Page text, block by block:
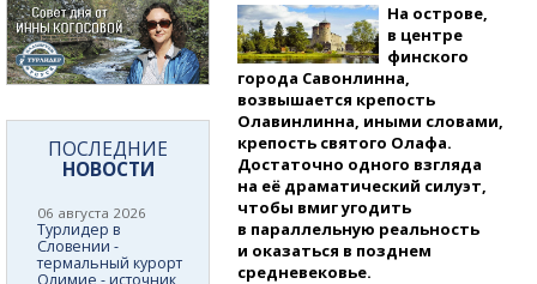
На острове,
в центре
финского
города Савонлинна,
возвышается крепость
Олавинлинна, иными словами,
крепость святого Олафа.
Достаточно одного взгляда
на её драматический силуэт,
чтобы вмиг угодить
в параллельную реальность
и оказаться в позднем
средневековье.
ПОСЛЕДНИЕ
НОВОСТИ
06 августа 2026
Турлидер в
Словении -
термальный курорт
Олимие - источник